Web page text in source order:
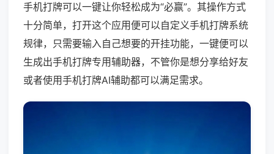
手机打牌可以一键让你轻松成为“必赢”。其操作方式
十分简单，打开这个应用便可以自定义手机打牌系统
规律，只需要输入自己想要的开挂功能，一键便可以
生成出手机打牌专用辅助器，不管你是想分享给好友
或者使用手机打牌AI辅助都可以满足需求。